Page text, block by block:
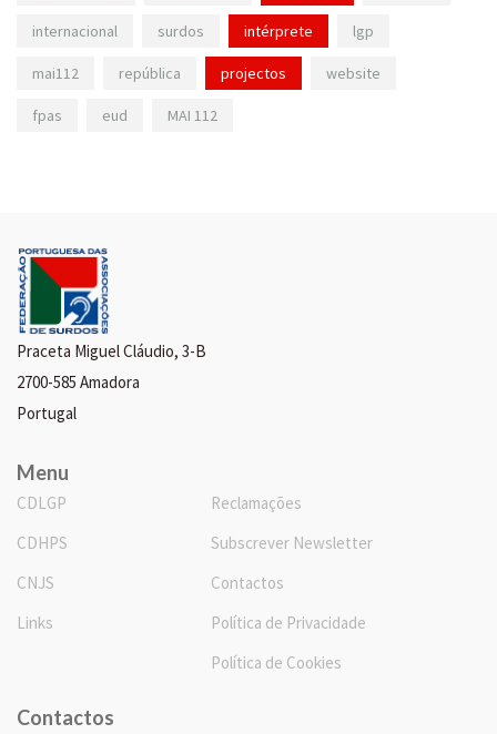
internacional surdos intérprete lgp
mai112 república projectos website
fpas eud MAI 112
Praceta Miguel Cláudio, 3-B
2700-585 Amadora
Portugal
Menu
CDLGP
CDHPS
CNJS
Links
Reclamações
Subscrever Newsletter
Contactos
Política de Privacidade
Política de Cookies
Contactos